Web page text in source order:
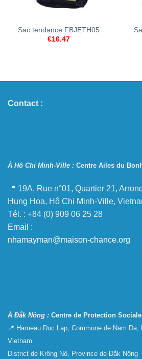
Sac tendance FBJETH05
€16.47
Contact :
À Hô Chi Minh-Ville : Centre Ailes du
📍 19A, Rue n°01, Quartier 21,
Hung Hoa, Hô Chi Minh-Ville,
Tél. : +84 (0) 909 06 25 28
Email :
nhamayman@maison-chance.org
À Đắk Nông : Centre de Protection
📍 Hameau Duc Lap, Commune de Nam Da,
Vietnam
District de Krông Nô, Province de Đắk Nông